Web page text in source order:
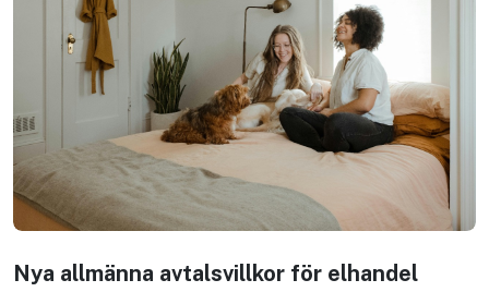
Nya allmänna avtalsvillkor för elhandel